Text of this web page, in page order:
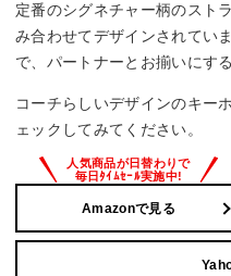
定番のシグネチャー柄のスト
み合わせてデザインされてい
で、パートナーとお揃いにす
コーチらしいデザインのキー
ェックしてみてください。
Amazonで見る